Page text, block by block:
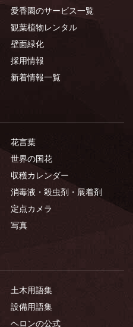
愛香園のサービス一覧
観葉植物レンタル
壁面緑化
採用情報
新着情報一覧
花言葉
世界の国花
収穫カレンダー
消毒液・殺虫剤・展着剤
定点カメラ
写真
土木用語集
設備用語集
ヘロンの公式